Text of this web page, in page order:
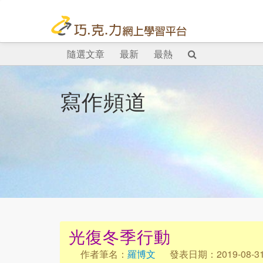
隨選文章 最新 最熱
寫作頻道
光復冬季行動
作者筆名： 羅博文 發表日期：2019-08-